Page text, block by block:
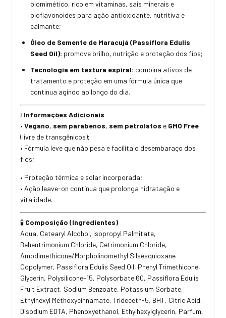
biomimético, rico em vitaminas, sais minerais e
bioflavonoides para ação antioxidante, nutritiva e
calmante;
Óleo de Semente de Maracujá (Passiflora Edulis
Seed Oil): promove brilho, nutrição e proteção dos fios;
Tecnologia em textura espiral: combina ativos de
tratamento e proteção em uma fórmula única que
continua agindo ao longo do dia.
ℹ️ Informações Adicionais
• Vegano, sem parabenos, sem petrolatos e GMO Free
(livre de transgênicos);
• Fórmula leve que não pesa e facilita o desembaraço dos
fios;
• Proteção térmica e solar incorporada;
• Ação leave-on contínua que prolonga hidratação e
vitalidade.
🧪 Composição (Ingredientes)
Aqua, Cetearyl Alcohol, Isopropyl Palmitate,
Behentrimonium Chloride, Cetrimonium Chloride,
Amodimethicone/Morpholinomethyl Silsesquioxane
Copolymer, Passiflora Edulis Seed Oil, Phenyl Trimethicone,
Glycerin, Polysilicone-15, Polysorbate 60, Passiflora Edulis
Fruit Extract, Sodium Benzoate, Potassium Sorbate,
Ethylhexyl Methoxycinnamate, Trideceth-5, BHT, Citric Acid,
Disodium EDTA, Phenoxyethanol, Ethylhexylglycerin, Parfum,